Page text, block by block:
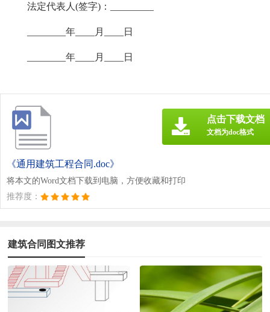
法定代表人(签字)：_________
________年____月____日
________年____月____日
《通用建筑工程合同.doc》
将本文的Word文档下载到电脑，方便收藏和打印
推荐度：
点击下载文档
文档为doc格式
建筑合同图文推荐